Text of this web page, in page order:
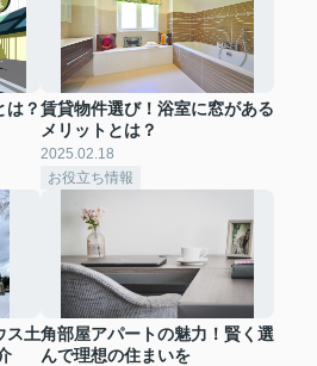
は？賃貸物件選び！浴室に窓がある
メリットとは？
2025.02.18
お役立ち情報
ス土角部屋アパートの魅力！賢く選
んで理想の住まいを